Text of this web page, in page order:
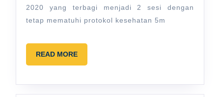
2020 yang terbagi menjadi 2 sesi dengan
tetap mematuhi protokol kesehatan 5m
READ MOREREAD
MORE